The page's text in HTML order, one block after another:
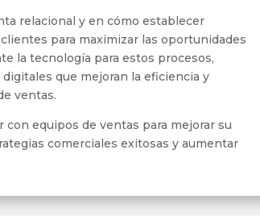
relacional y en cómo establecer
para maximizar las oportunidades
la tecnología para estos procesos,
que mejoran la eficiencia y
ventas.
equipos de ventas para mejorar su
comerciales exitosas y aumentar